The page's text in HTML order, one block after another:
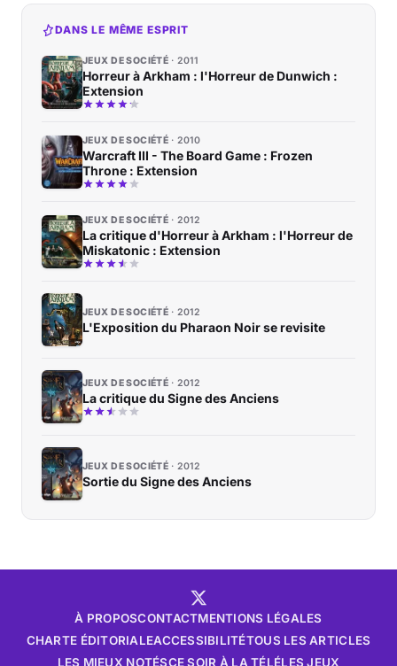
DANS LE MÊME ESPRIT
JEUX DE SOCIÉTÉ 2011
Horreur à Arkham : l'Horreur de Dunwich :
Extension
JEUX DE SOCIÉTÉ 2010
Warcraft III - The Board Game : Frozen
Throne : Extension
JEUX DE SOCIÉTÉ 2012
La critique d'Horreur à Arkham : l'Horreur de
Miskatonic : Extension
JEUX DE SOCIÉTÉ 2012
L'Exposition du Pharaon Noir se revisite
JEUX DE SOCIÉTÉ 2012
La critique du Signe des Anciens
JEUX DE SOCIÉTÉ 2012
Sortie du Signe des Anciens
À PROPOSCONTACTMENTIONS LÉGALES
CHARTE ÉDITORIALEACCESSIBILITÉTOUS LES ARTICLES
LES MIEUX NOTÉSCE SOIR À LA TÉLÉLES JEUX